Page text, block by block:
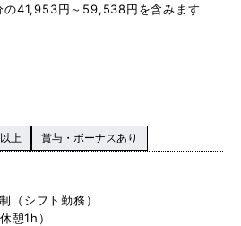
の41,953円～59,538円を含みます
上 賞与・ボーナスあり
（シフト勤務）
憩1h）